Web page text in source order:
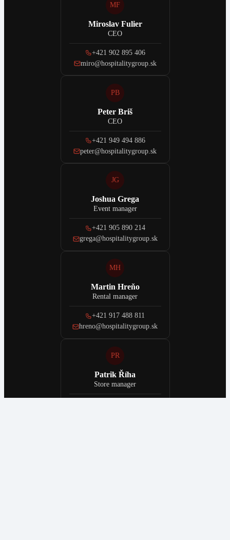
MF
Miroslav Fulier
CEO
+421 902 895 406
miro@hospitalitygroup.sk
PB
Peter Briš
CEO
+421 949 494 886
peter@hospitalitygroup.sk
JG
Joshua Grega
Event manager
+421 905 890 214
grega@hospitalitygroup.sk
MH
Martin Hreňo
Rental manager
+421 917 488 811
hreno@hospitalitygroup.sk
PR
Patrik Říha
Store manager